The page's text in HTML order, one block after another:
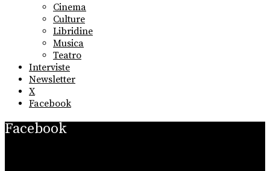
Cinema
Culture
Libridine
Musica
Teatro
Interviste
Newsletter
X
Facebook
Facebook